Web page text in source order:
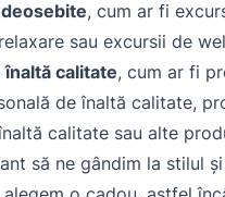
, cum ar fi
sau excursii de
înaltă calitate, cum ar fi
de înaltă calitate,
calitate sau alte
să ne gândim la stilul